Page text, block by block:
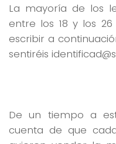
La mayoría de los
entre los 18 y los
escribir a
sentiréis
De un tiempo a
cuenta de que